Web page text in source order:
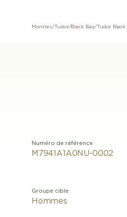
Montres/Tudor/Black Bay/Tudor Black
Numéro de référence
M7941A1A0NU-0002
Groupe cible
Hommes